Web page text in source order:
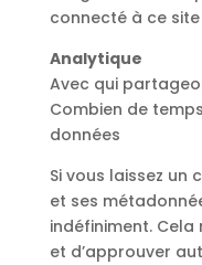
connecté à ce site
Analytique
Avec qui
Combien de
données
Si vous laissez un
et ses
indéfiniment.
et d’approuver